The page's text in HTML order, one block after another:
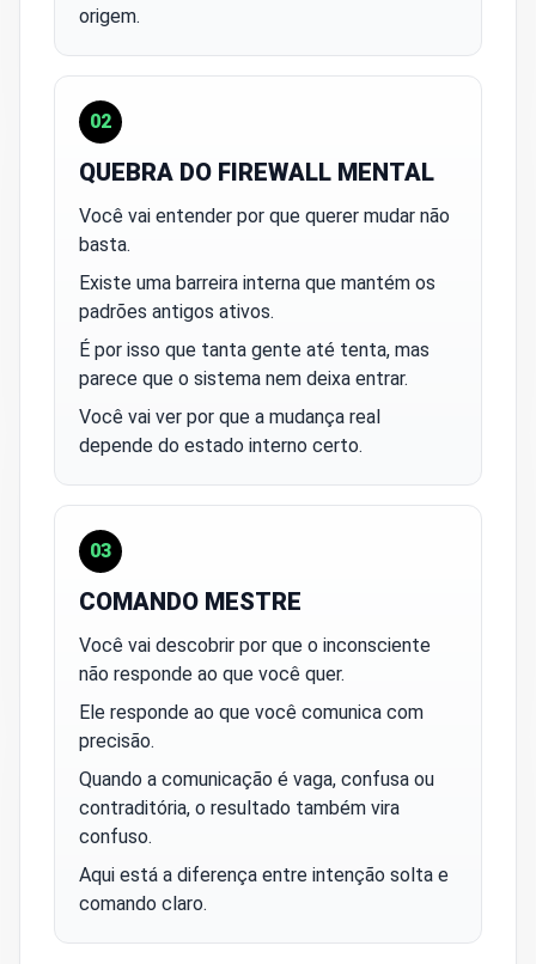
origem.
02
QUEBRA DO FIREWALL MENTAL
Você vai entender por que querer mudar não
basta.
Existe uma barreira interna que mantém os
padrões antigos ativos.
É por isso que tanta gente até tenta, mas
parece que o sistema nem deixa entrar.
Você vai ver por que a mudança real
depende do estado interno certo.
03
COMANDO MESTRE
Você vai descobrir por que o inconsciente
não responde ao que você quer.
Ele responde ao que você comunica com
precisão.
Quando a comunicação é vaga, confusa ou
contraditória, o resultado também vira
confuso.
Aqui está a diferença entre intenção solta e
comando claro.